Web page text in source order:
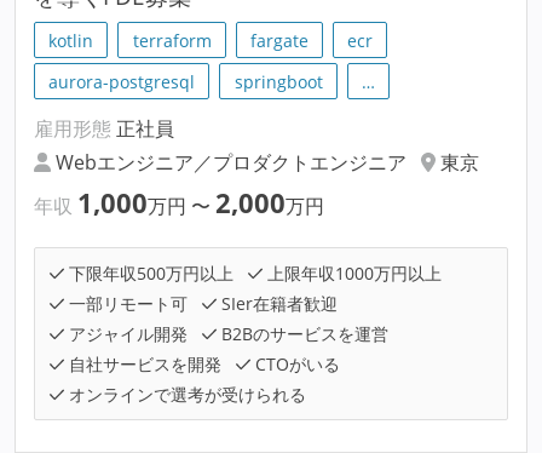
kotlin terraform fargate
ecr
aurora-postgresql
springboot …
雇用形態 正社員
Webエンジニア／プロダクトエンジニア
東京
年収 1,000万円 〜 2,000万円
下限年収500万円以上
上限年収1000万円以上
一部リモート可
SIer在籍者歓迎
アジャイル開発
B2Bのサービスを運営
自社サービスを開発
CTOがいる
オンラインで選考が受けられる